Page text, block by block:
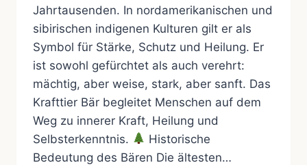
Jahrtausenden. In nordamerikanischen und
sibirischen indigenen Kulturen gilt er als
Symbol für Stärke, Schutz und Heilung. Er
ist sowohl gefürchtet als auch verehrt:
mächtig, aber weise, stark, aber sanft. Das
Krafttier Bär begleitet Menschen auf dem
Weg zu innerer Kraft, Heilung und
Selbsterkenntnis.
Historische
Bedeutung des Bären Die ältesten…